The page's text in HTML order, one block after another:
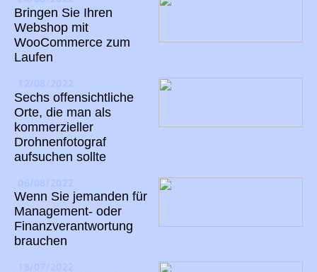
Bringen Sie Ihren
Webshop mit
WooCommerce zum
Laufen
Sechs offensichtliche
Orte, die man als
kommerzieller
Drohnenfotograf
aufsuchen sollte
Wenn Sie jemanden für
Management- oder
Finanzverantwortung
brauchen